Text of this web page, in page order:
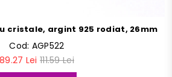
cristale, argint 925 rodiat, 26mm
Cod: AGP522
89.27 Lei 111.59 Lei